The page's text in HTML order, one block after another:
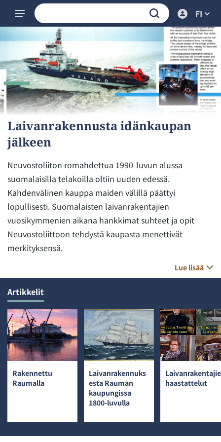
FI
Laivanrakennusta idänkaupan
jälkeen
Neuvostoliiton romahdettua 1990-luvun alussa
suomalaisilla telakoilla oltiin uuden edessä.
Kahdenvälinen kauppa maiden välillä päättyi
lopullisesti. Suomalaisten laivanrakentajien
vuosikymmenien aikana hankkimat suhteet ja opit
Neuvostoliittoon tehdystä kaupasta menettivät
merkityksensä.
Lue lisää
Artikkelit
Rakennettu
Raumalla
Laivanrakennuks
esta Rauman
kaupungissa
1800-luvulla
haastattelut